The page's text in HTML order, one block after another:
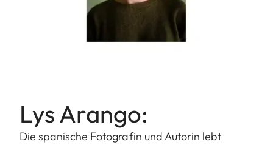
Lys Arango:
Die spanische Fotografin und Autorin lebt